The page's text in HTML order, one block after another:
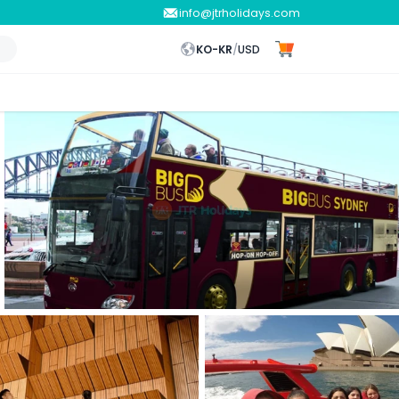
info@jtrholidays.com
KO-KR/USD